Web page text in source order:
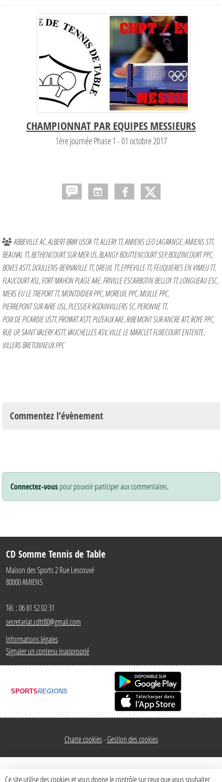
CHAMPIONNAT PAR EQUIPES MESSIEURS
1ère journée Phase 1 - 01 octobre 2017
ABBEVILLE AC ALBERT-BRAY USOA TT ALLERY TT AMIENS LEO LAGRANGE AMIENS STT
BEAUVAL TT BETHENCOURT SUR MER US BLANGY BOUTTENCOURT SEP BOUZINCOURT PPC
BOVES ASTT DOULLENS-BERNAVILLE TT DREUIL TT EPPEVILLE TT FEUQUIERES EN VIMEU TT
FLAUCOURT ASL FORT MAHON PLAGE AAE FRIVILLE ESCARBOTIN BELLOY TT LONGUEAU ESC
MERS EU LE TREPORT TT MONTDIDIER PPC MOREUIL PPC MUILLE PPC
PIERREPONT SUR AVRE USL PLESSIER ROZAINVILLERS SC PERONNE TT
POIX DE PICARDIE USTT PROYART ASTT PUZEAUX AAE RIBEMONT SUR ANCRE ATT ROYE PPC
RUE UP SAINT VALERY ASTT VAUCHELLES ASV VILLE LE MARCLET FLIXECOURT ENTENTE
VILLERS BRETONNEUX PPC
Commentez l’évènement
Connectez-vouspour pouvoir participer aux commentaires.
CD Somme Tennis de Table
Maison des Sports 2 Rue Lescouvé
80000AMIENS
Tél. :06 81 52 02 31
secretariat.cdtt80@gmail.com
Informations légales
Signaler un contenu inapproprié
SPORTSREGIONS
Charte cookies Gestion des cookies
Ce site utilise des cookies et vous donne le contrôle sur ceux que vous souhaitez